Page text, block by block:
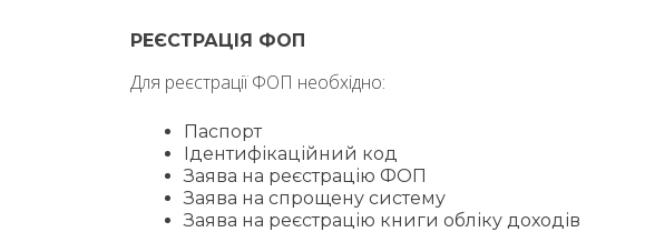
РЕЄСТРАЦІЯ ФОП
Для реєстрації ФОП необхідно:
Паспорт
Ідентифікаційний код
Заява на реєстрацію ФОП
Заява на спрощену систему
Заява на реєстрацію книги обліку доходів